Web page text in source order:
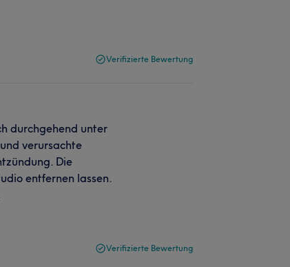
Verifizierte Bewertung
durchgehend unter
verursachte
Die
entfernen lassen.
Verifizierte Bewertung